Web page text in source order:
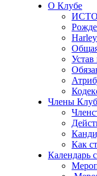
О Клубе
Члены
Как
Календарь